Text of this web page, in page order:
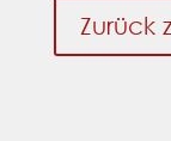
Zurück